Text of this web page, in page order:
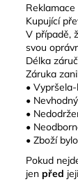
Kupující
V případě,
svou
Délka
Záruka
•
•
•
•
• Zboží
Pokud
jen před